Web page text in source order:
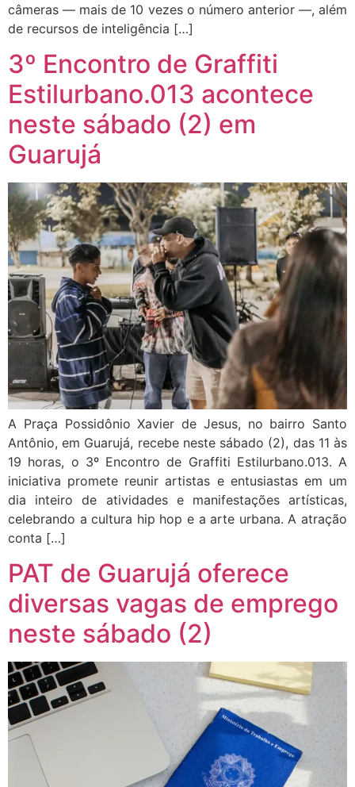
câmeras — mais de 10 vezes o número anterior —, além
de recursos de inteligência […]
3º Encontro de Graffiti
Estilurbano.013 acontece
neste sábado (2) em
Guarujá
A Praça Possidônio Xavier de Jesus, no bairro Santo
Antônio, em Guarujá, recebe neste sábado (2), das 11 às
19 horas, o 3º Encontro de Graffiti Estilurbano.013. A
iniciativa promete reunir artistas e entusiastas em um
dia inteiro de atividades e manifestações artísticas,
celebrando a cultura hip hop e a arte urbana. A atração
conta […]
PAT de Guarujá oferece
diversas vagas de emprego
neste sábado (2)